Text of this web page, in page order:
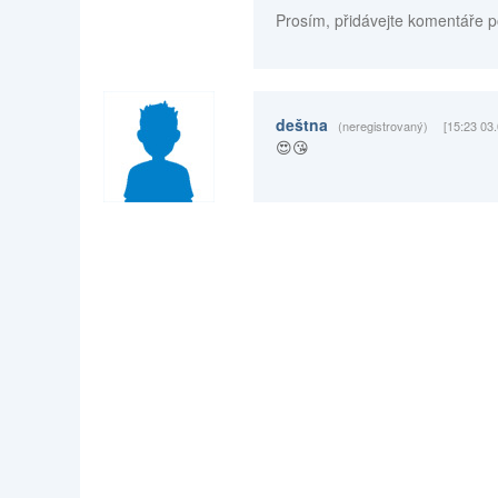
Prosím, přidávejte komentáře
deštna (neregistrovaný) [15:23
😍😘